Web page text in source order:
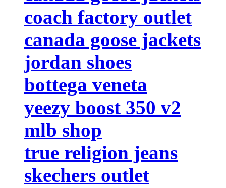
coach factory outlet
canada goose jackets
jordan shoes
bottega veneta
yeezy boost 350 v2
mlb shop
true religion jeans
skechers outlet